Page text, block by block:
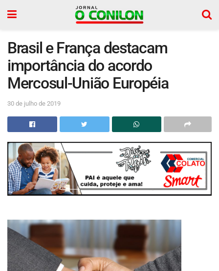
Brasil e França destacam
importância do acordo
Mercosul-União Européia
30 de julho de 2019